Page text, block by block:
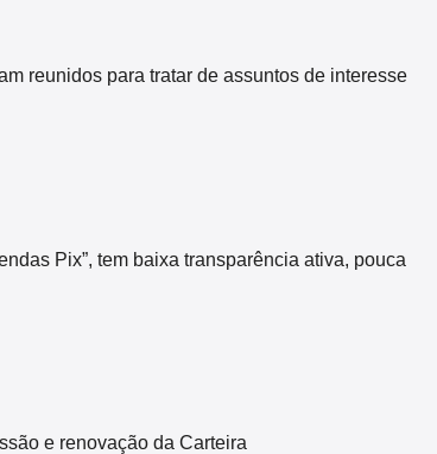
reunidos para tratar de assuntos de interesse
Pix”, tem baixa transparência ativa, pouca
e renovação da Carteira